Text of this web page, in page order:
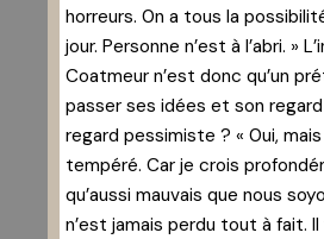
horreurs. 0n a tous la
jour. Personne n’est à l’abri. »
Coatmeur n’est donc qu’un
passer ses idées et son
regard pessimiste ? « 0ui,
tempéré. Car je crois
qu’aussi mauvais que nous
n’est jamais perdu tout à fait.